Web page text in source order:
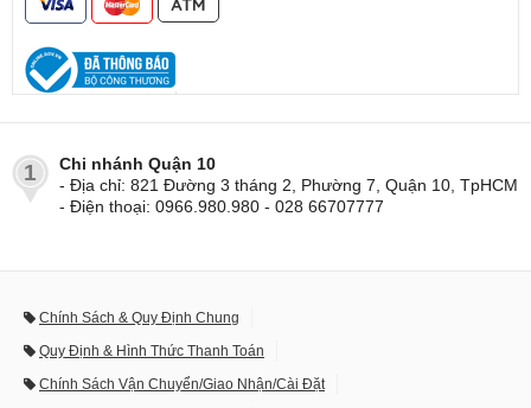
1
Chi nhánh Quận 10
- Địa chỉ: 821 Đường 3 tháng 2, Phường 7, Quận 10, TpHCM
- Điện thoại: 0966.980.980 - 028 66707777
Chính Sách & Quy Định Chung
Quy Định & Hình Thức Thanh Toán
Chính Sách Vận Chuyển/Giao Nhận/Cài Đặt